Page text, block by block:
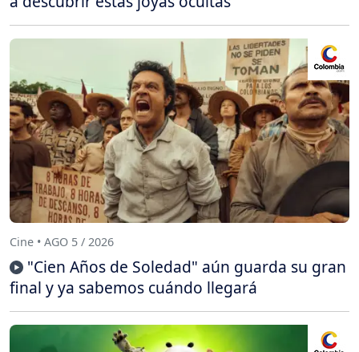
Cine • AGO 5 / 2026
"Cien Años de Soledad" aún guarda su gran
final y ya sabemos cuándo llegará